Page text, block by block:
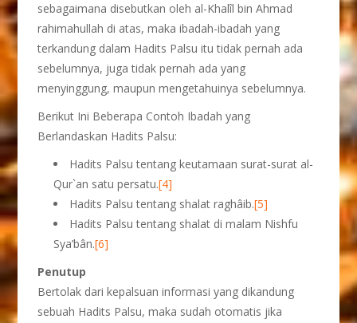
sebagaimana disebutkan oleh al-Khalîl bin Ahmad
rahimahullah di atas, maka ibadah-ibadah yang
terkandung dalam Hadits Palsu itu tidak pernah ada
sebelumnya, juga tidak pernah ada yang
menyinggung, maupun mengetahuinya sebelumnya.
Berikut Ini Beberapa Contoh Ibadah yang
Berlandaskan Hadits Palsu:
Hadits Palsu tentang keutamaan surat-surat al-
Qur`an satu persatu.[4]
Hadits Palsu tentang shalat raghâib.[5]
Hadits Palsu tentang shalat di malam Nishfu
Sya’bân.[6]
Penutup
Bertolak dari kepalsuan informasi yang dikandung
sebuah Hadits Palsu, maka sudah otomatis jika